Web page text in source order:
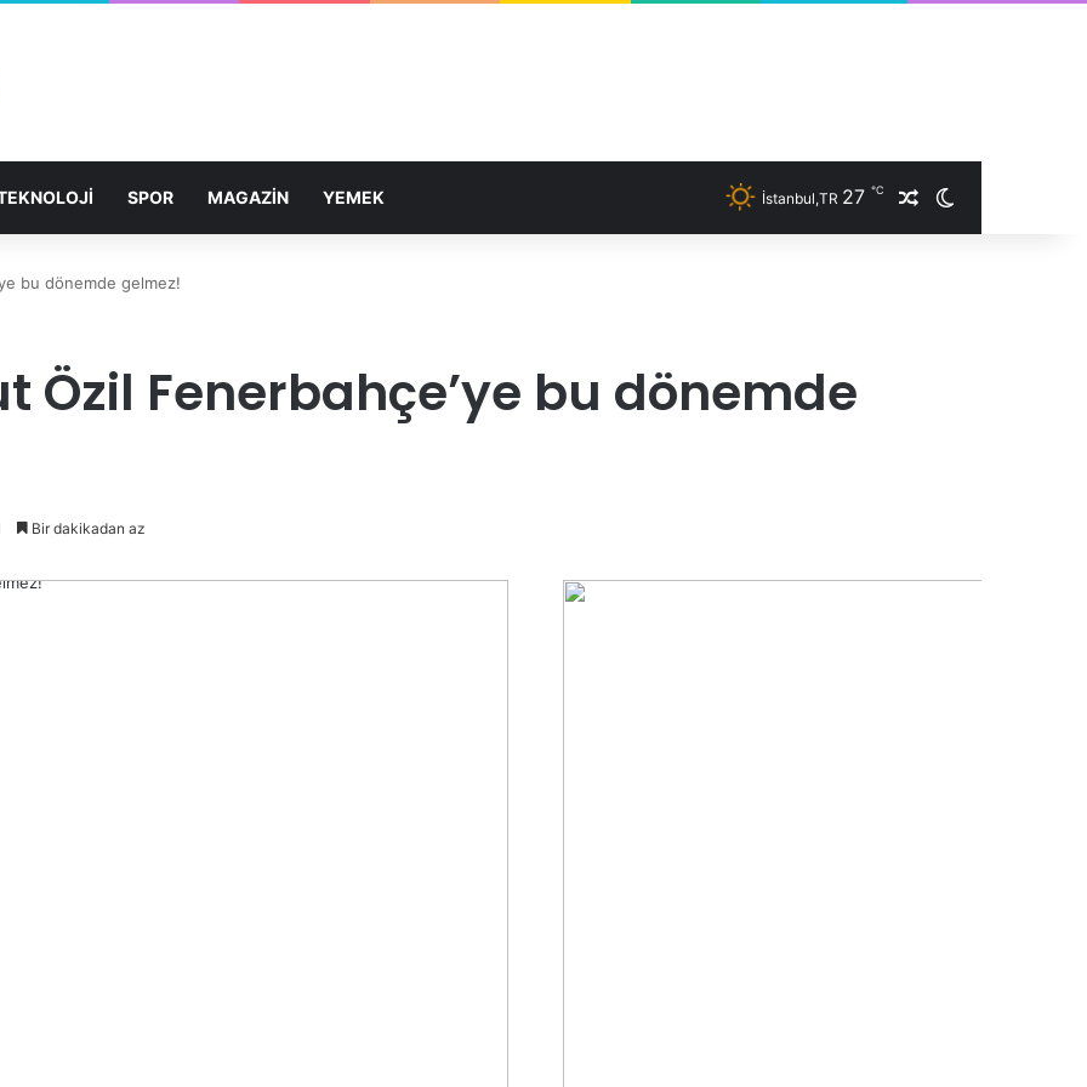
SPOR MAGAZİN YEMEK İstanbul,TR 27 ℃
bu dönemde gelmez!
Özil Fenerbahçe’ye bu dönemde
Bir dakikadan az